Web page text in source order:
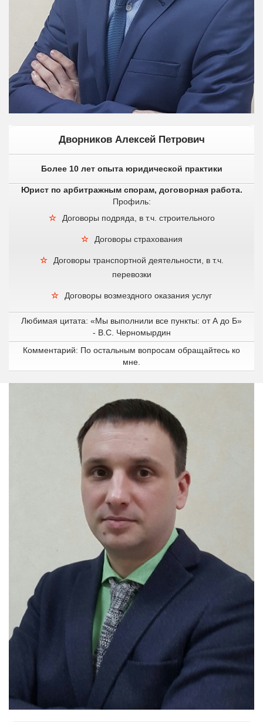
Дворников Алексей Петрович
Более 10 лет опыта юридической практики
Юрист по арбитражным спорам, договорная работа.
Профиль:
Договоры подряда, в т.ч. строительного
Договоры страхования
Договоры транспортной деятельности, в т.ч.
перевозки
Договоры возмездного оказания услуг
Любимая цитата: «Мы выполнили все пункты: от А до Б»
- В.С. Черномырдин
Комментарий: По остальным вопросам обращайтесь ко
мне.